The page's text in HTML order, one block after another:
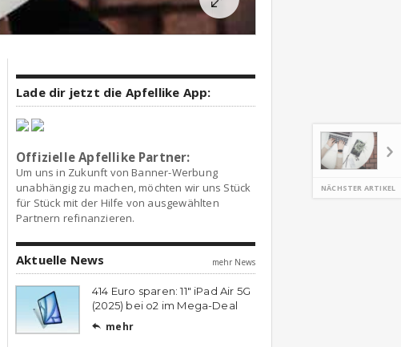
NÄCHSTER ARTIKEL
Lade dir jetzt die Apfellike App:
Offizielle Apfellike Partner:
Um uns in Zukunft von Banner-Werbung
unabhängig zu machen, möchten wir uns Stück
für Stück mit der Hilfe von ausgewählten
Partnern refinanzieren.
Aktuelle News mehr News
414 Euro sparen: 11″ iPad Air 5G
(2025) bei o2 im Mega-Deal
 mehr